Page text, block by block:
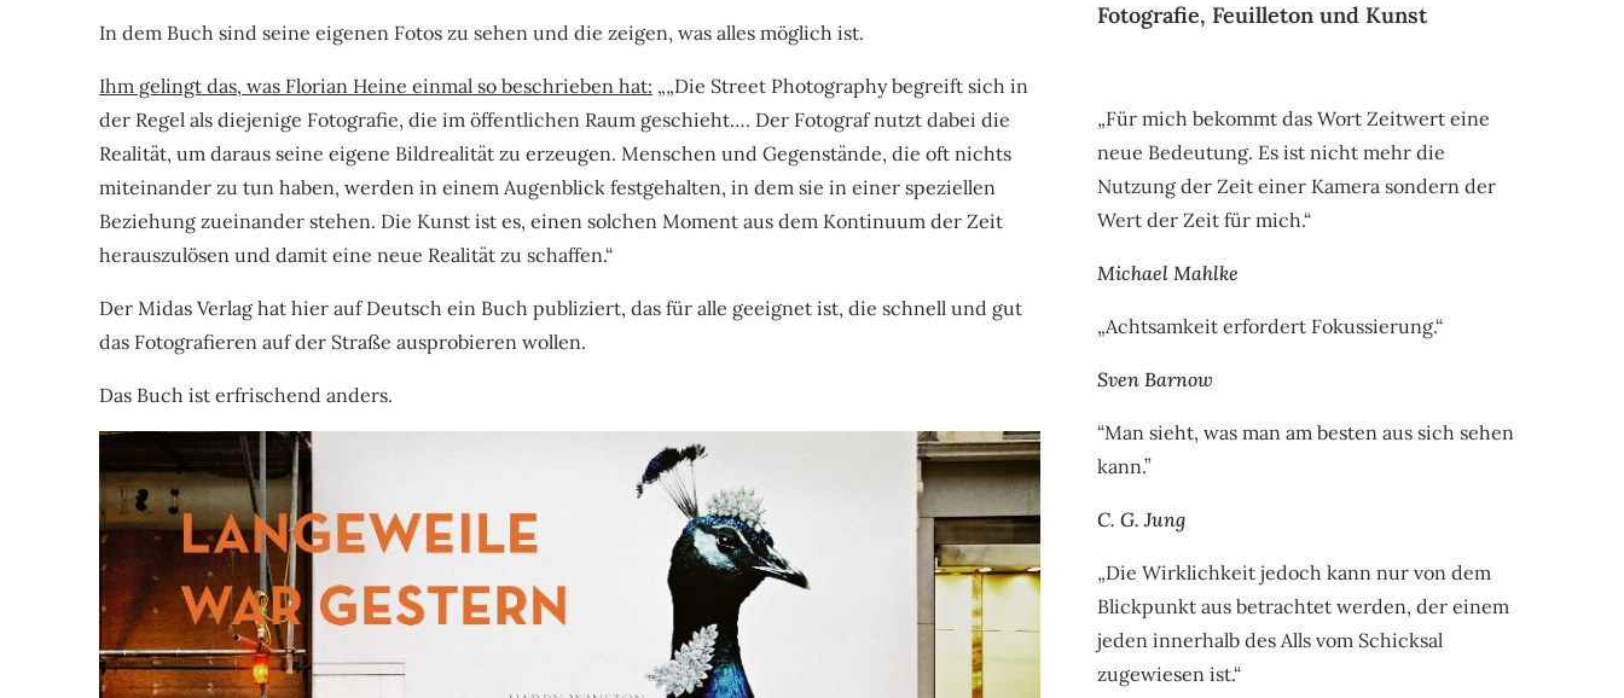
In dem Buch sind seine eigenen Fotos zu sehen und die zeigen, was alles möglich ist.
Ihm gelingt das, was Florian Heine einmal so beschrieben hat: „„Die Street Photography begreift sich in
der Regel als diejenige Fotografie, die im öffentlichen Raum geschieht…. Der Fotograf nutzt dabei die
Realität, um daraus seine eigene Bildrealität zu erzeugen. Menschen und Gegenstände, die oft nichts
miteinander zu tun haben, werden in einem Augenblick festgehalten, in dem sie in einer speziellen
Beziehung zueinander stehen. Die Kunst ist es, einen solchen Moment aus dem Kontinuum der Zeit
herauszulösen und damit eine neue Realität zu schaffen.“
Der Midas Verlag hat hier auf Deutsch ein Buch publiziert, das für alle geeignet ist, die schnell und gut
das Fotografieren auf der Straße ausprobieren wollen.
Das Buch ist erfrischend anders.
Fotografie, Feuilleton und Kunst
„Für mich bekommt das Wort Zeitwert eine
neue Bedeutung. Es ist nicht mehr die
Nutzung der Zeit einer Kamera sondern der
Wert der Zeit für mich.“
Michael Mahlke
„Achtsamkeit erfordert Fokussierung.“
Sven Barnow
“Man sieht, was man am besten aus sich sehen
kann.”
C. G. Jung
„Die Wirklichkeit jedoch kann nur von dem
Blickpunkt aus betrachtet werden, der einem
jeden innerhalb des Alls vom Schicksal
zugewiesen ist.“